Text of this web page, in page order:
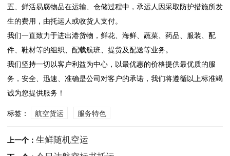
五、鲜活易腐物品在运输、仓储过程中，承运人因采取防护措施所发
生的费用，由托运人或收货人支付。
我们一直致力于进出港货物，鲜花、海鲜、蔬菜、药品、服装、配
件、鞋材等的组织、配载航班、提货及配送等业务。
我们坚持一切以客户利益为中心，以最优惠的价格提供最优质的服
务，安全、迅速、准确是公司对客户的承诺，我们将遵循以上标准竭
诚为您提供服务！
标签：
航空货运 服务特色
上一个： 生鲜随机空运